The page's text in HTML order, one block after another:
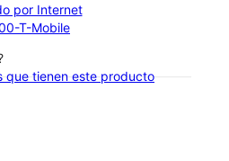
por Internet
T-Mobile
que tienen este producto